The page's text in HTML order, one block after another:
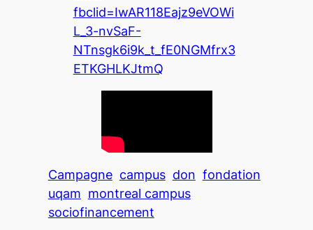
fbclid=IwAR118Eajz9eVOWi
L_3-nvSaF-
NTnsgk6i9k_t_fE0NGMfrx3
ETKGHLKJtmQ
Campagne campus don fondation
uqam montreal campus
sociofinancement